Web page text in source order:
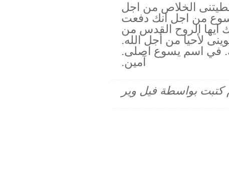
الخلاص من اجل
من اجل انك دفعت
الروح القدس من
لأحيا من أجل الله.
في اسم يسوع اصلى.
آمين.
كتبت بواسطة فيل وير